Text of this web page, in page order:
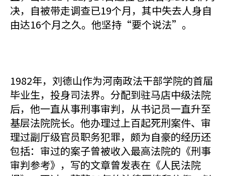
决，自被带走调查已19个月，其中失去人身自
由达16个月之久。他坚持“要个说法”。
1982年，刘德山作为河南政法干部学院的首届
毕业生，投身司法界。分配到驻马店中级法院
后，他一直从事刑事审判，从书记员一直升至
基层法院院长。他办理过上百起死刑案件、审
理过副厅级官员职务犯罪，颇为自豪的经历还
包括：审过的案子曾被收入最高法院的《刑事
审判参考》，写的文章曾发表在《人民法院